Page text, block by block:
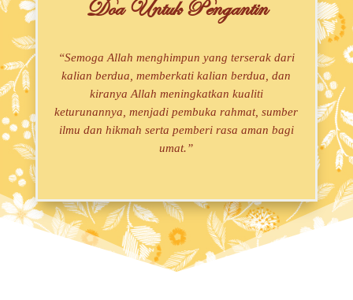
Doa Untuk Pengantin
“Semoga Allah menghimpun yang terserak dari
kalian berdua, memberkati kalian berdua, dan
kiranya Allah meningkatkan kualiti
keturunannya, menjadi pembuka rahmat, sumber
ilmu dan hikmah serta pemberi rasa aman bagi
umat.”